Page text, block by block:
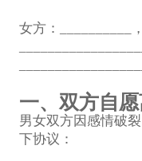
女方：__________
一、双方自
男女双方因感情破
下协议：